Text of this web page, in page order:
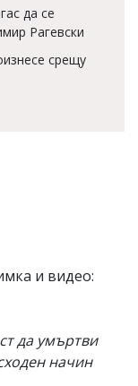
да се
Рагевски
срещу
и видео:
да умъртви
начин